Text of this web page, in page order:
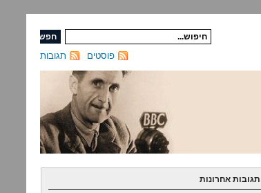
תגובות פוסטים
תגובות אחרונות